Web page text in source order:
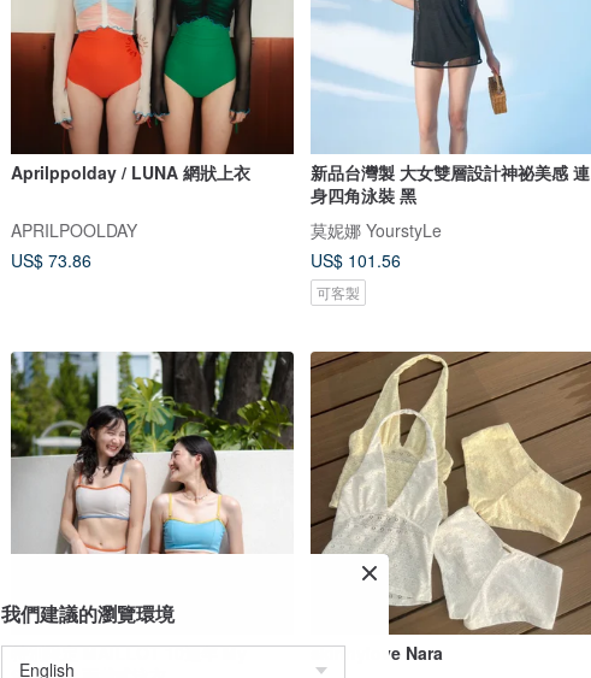
Aprilppolday / LUNA 網狀上衣
APRILPOOLDAY
US$ 73.86
新品台灣製 大女雙層設計神祕美感 連
身四角泳裝 黑
莫妮娜 YourstyLe
US$ 101.56
可客製
特別限定 MAILLOT 10週年 My
skinnylove Nara
我們建議的瀏覽環境